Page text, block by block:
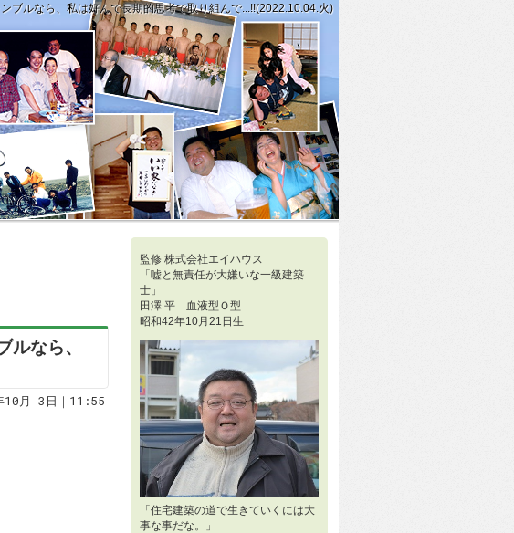
ルなら、私は好んで長期的思考で取り組んで...!!(2022.10.04.火)
も、じわじわとせめて決まる技の方を好む傾向にあり...!!(2022.10.03.月)」
なら、
10月 3日｜11:55
監修 株式会社エイハウス
「嘘と無責任が大嫌いな一級建築
士」
田澤 平 血液型Ｏ型
昭和42年10月21日生
「住宅建築の道で生きていくには大
事な事だな。」